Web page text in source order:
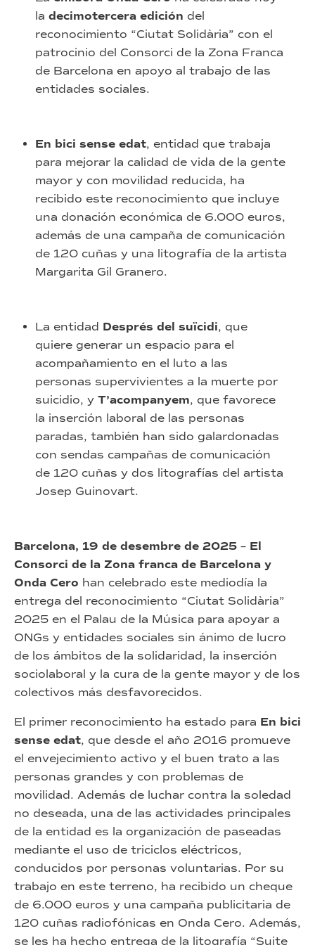
la decimotercera edición del
reconocimiento “Ciutat Solidària” con el
patrocinio del Consorci de la Zona Franca
de Barcelona en apoyo al trabajo de las
entidades sociales.
En bici sense edat, entidad que trabaja
para mejorar la calidad de vida de la gente
mayor y con movilidad reducida, ha
recibido este reconocimiento que incluye
una donación económica de 6.000 euros,
además de una campaña de comunicación
de 120 cuñas y una litografía de la artista
Margarita Gil Granero.
La entidad Després del suïcidi, que
quiere generar un espacio para el
acompañamiento en el luto a las
personas supervivientes a la muerte por
suicidio, y T’acompanyem, que favorece
la inserción laboral de las personas
paradas, también han sido galardonadas
con sendas campañas de comunicación
de 120 cuñas y dos litografías del artista
Josep Guinovart.
Barcelona, 19 de desembre de 2025 – El
Consorci de la Zona franca de Barcelona y
Onda Cero han celebrado este mediodía la
entrega del reconocimiento “Ciutat Solidària”
2025 en el Palau de la Música para apoyar a
ONGs y entidades sociales sin ánimo de lucro
de los ámbitos de la solidaridad, la inserción
sociolaboral y la cura de la gente mayor y de los
colectivos más desfavorecidos.
El primer reconocimiento ha estado para En bici
sense edat, que desde el año 2016 promueve
el envejecimiento activo y el buen trato a las
personas grandes y con problemas de
movilidad. Además de luchar contra la soledad
no deseada, una de las actividades principales
de la entidad es la organización de paseadas
mediante el uso de triciclos eléctricos,
conducidos por personas voluntarias. Por su
trabajo en este terreno, ha recibido un cheque
de 6.000 euros y una campaña publicitaria de
120 cuñas radiofónicas en Onda Cero. Además,
se les ha hecho entrega de la litografía “Suite